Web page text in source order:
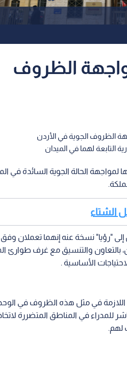
الظروف
الظروف الجوية في الأردن
التابعة لهما في الميدان
لمواجهة الحالة الجوية السائدة في
الشتاء
"رؤيا" نسخة عنه إنهما تعملان
بالتعاون والتنسيق مع غرف طوارئ
الأساسية .
اللازمة في مثل هذه الظروف في
للمدراء في المناطق المتضررة
لهم.